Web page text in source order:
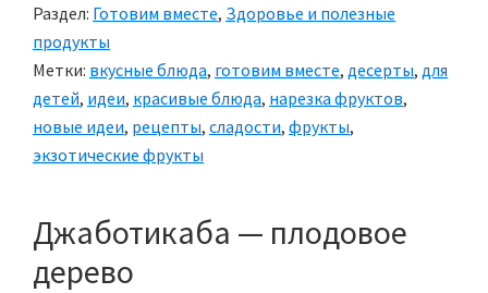
Раздел: Готовим вместе, Здоровье и полезные
продукты
Метки: вкусные блюда, готовим вместе, десерты, для
детей, идеи, красивые блюда, нарезка фруктов,
новые идеи, рецепты, сладости, фрукты,
экзотические фрукты
Джаботикаба — плодовое
дерево